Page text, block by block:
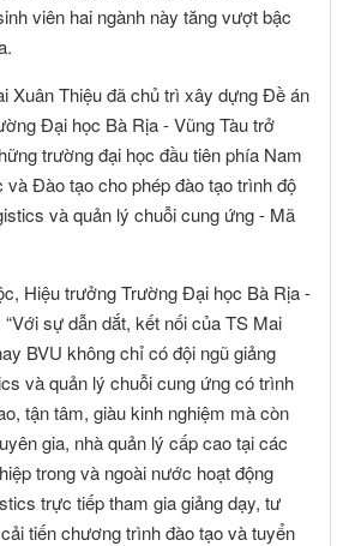
viên hai ngành này tăng vượt bậc
Xuân Thiệu đã chủ trì xây dựng Đề án
Đại học Bà Rịa - Vũng Tàu trở
trường đại học đầu tiên phía Nam
Đào tạo cho phép đào tạo trình độ
và quản lý chuỗi cung ứng - Mã
Hiệu trưởng Trường Đại học Bà Rịa -
sự dẫn dắt, kết nối của TS Mai
BVU không chỉ có đội ngũ giảng
và quản lý chuỗi cung ứng có trình
tận tâm, giàu kinh nghiệm mà còn
gia, nhà quản lý cấp cao tại các
trong và ngoài nước hoạt động
trực tiếp tham gia giảng dạy, tư
tiến chương trình đào tạo và tuyển